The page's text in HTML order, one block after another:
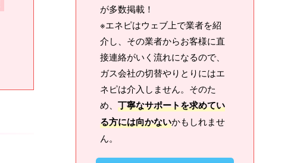
が多数掲載！
※エネピはウェブ上で業者を紹
介し、その業者からお客様に直
接連絡がいく流れになるので、
ガス会社の切替やりとりにはエ
ネピは介入しません。そのた
め、 丁寧なサポートを求めてい
る方には向かないかもしれませ
ん。